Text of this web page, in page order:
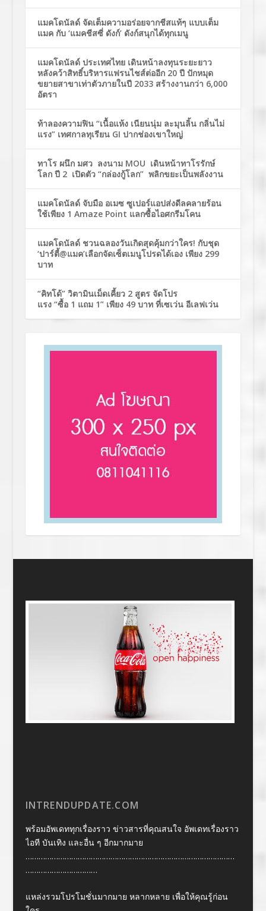
แมคโดนัลด์ จัดเต็มความอร่อยจากชีสแท้ๆ แบบเต็ม
แมค กับ ‘แมคชีสซี่ ดังก์’ ดังก์สนุกได้ทุกเมนู
แมคโดนัลด์ ประเทศไทย เดินหน้าลงทุนระยะยาว
หลังคว้าสิทธิ์บริหารแฟรนไชส์ต่ออีก 20 ปี ปักหมุด
ขยายสาขาเท่าตัวภายในปี 2033 สร้างงานกว่า 6,000
อัตรา
ท้าลองความฟิน “เนื้อแห้ง เนียนนุ่ม ละมุนลิ้น กลิ่นไม่
แรง” เทศกาลทุเรียน GI ปากช่องเขาใหญ่
ทาโร ผนึก มศว ลงนาม MOU เดินหน้าทาโรรักษ์
โลก ปี 2 เปิดตัว “กล่องกู้โลก” พลิกขยะเป็นพลังงาน
แมคโดนัลด์ จับมือ อเมซ ซูเปอร์แอปส่งดีลคลายร้อน
ใช้เพียง 1 Amaze Point แลกซื้อไอศกรีมโคน
แมคโดนัลด์ ชวนฉลองวันเกิดสุดคุ้มกว่าใคร! กับชุด
‘ปาร์ตี้@แมค’เลือกจัดเซ็ตเมนูโปรดได้เอง เพียง 299
บาท
“คิทโด้” วิตามินเม็ดเคี้ยว 2 สูตร จัดโปร
แรง “ซื้อ 1 แถม 1” เพียง 49 บาท ที่เซเว่น อีเลฟเว่น
INTRENDUPDATE.COM
พร้อมอัพเดททุกเรื่องราว ข่าวสารที่คุณสนใจ อัพเดทเรื่องราว
ไอที บันเทิง และอื่น ๆ อีกมากมาย
……………………………………………………………………………………
……………………………
แหล่งรวมโปรโมชั่นมากมาย หลากหลาย เพื่อให้คุณรู้ก่อน